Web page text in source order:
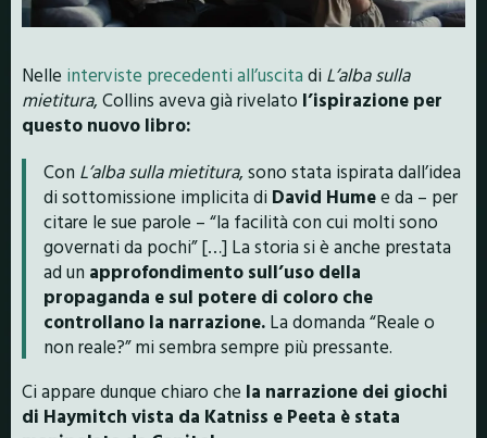
Nelle interviste precedenti all’uscita di L’alba sulla
mietitura, Collins aveva già rivelato l’ispirazione per
questo nuovo libro:
Con L’alba sulla mietitura, sono stata ispirata dall’idea
di sottomissione implicita di David Humee da – per
citare le sue parole – “la facilità con cui molti sono
governati da pochi” […] La storia si è anche prestata
ad un approfondimento sull’uso della
propaganda e sul potere di coloro che
controllano la narrazione. La domanda “Reale o
non reale?” mi sembra sempre più pressante.
Ci appare dunque chiaro che la narrazione dei giochi
di Haymitch vista da Katniss e Peeta è stata